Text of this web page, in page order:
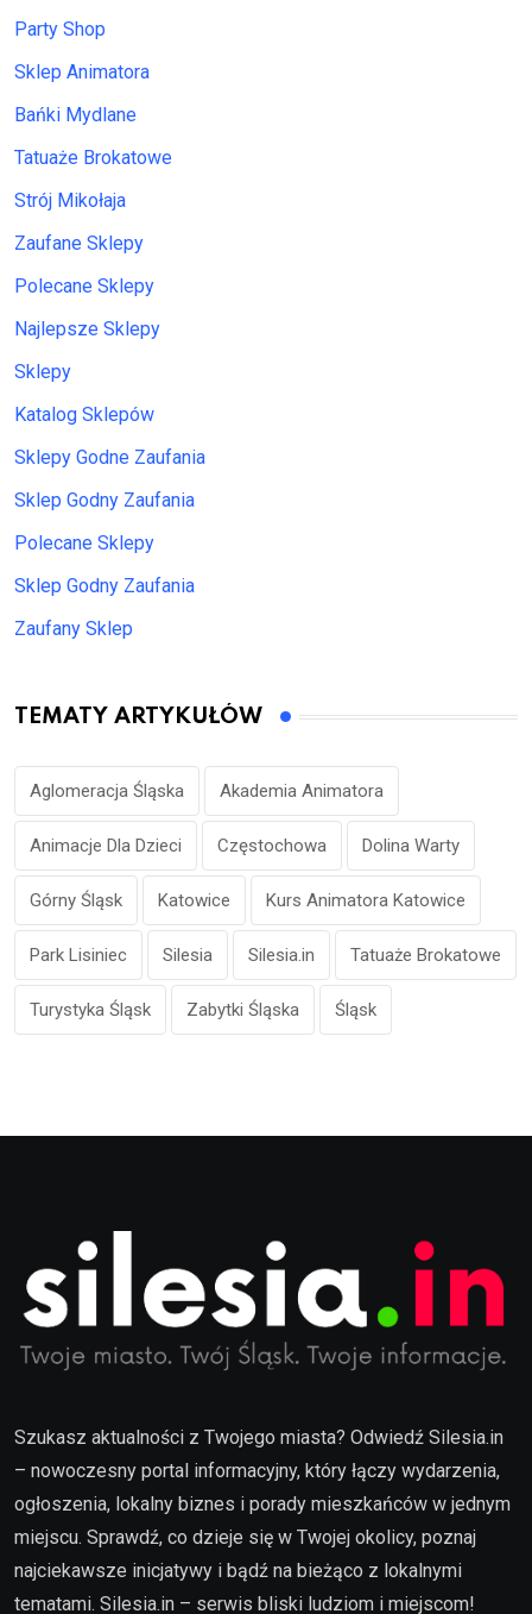
Party Shop
Sklep Animatora
Bańki Mydlane
Tatuaże Brokatowe
Strój Mikołaja
Zaufane Sklepy
Polecane Sklepy
Najlepsze Sklepy
Sklepy
Katalog Sklepów
Sklepy Godne Zaufania
Sklep Godny Zaufania
Polecane Sklepy
Sklep Godny Zaufania
Zaufany Sklep
TEMATY ARTYKUŁÓW
Aglomeracja Śląska Akademia Animatora
Animacje Dla Dzieci Częstochowa Dolina Warty
Górny Śląsk Katowice Kurs Animatora Katowice
Park Lisiniec Silesia Silesia.in Tatuaże Brokatowe
Turystyka Śląsk Zabytki Śląska Śląsk
Szukasz aktualności z Twojego miasta? Odwiedź Silesia.in
– nowoczesny portal informacyjny, który łączy wydarzenia,
ogłoszenia, lokalny biznes i porady mieszkańców w jednym
miejscu. Sprawdź, co dzieje się w Twojej okolicy, poznaj
najciekawsze inicjatywy i bądź na bieżąco z lokalnymi
tematami. Silesia.in – serwis bliski ludziom i miejscom!